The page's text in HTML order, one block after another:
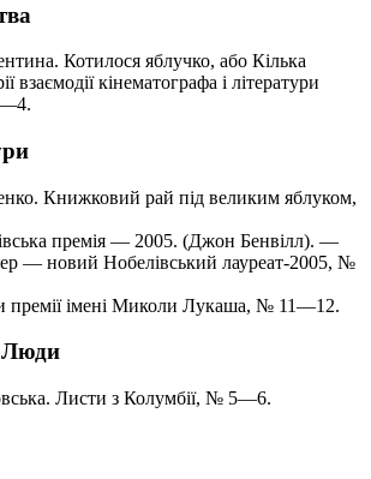
Котилося яблучко, або Кілька
взаємодії кінематографа і літератури
Книжковий рай під великим яблуком,
премія — 2005. (Джон Бенвілл). —
— новий Нобелівський лауреат-2005, №
премії імені Миколи Лукаша, № 11—12.
Люди
Листи з Колумбії, № 5—6.